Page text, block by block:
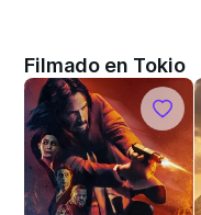
Filmado en Tokio